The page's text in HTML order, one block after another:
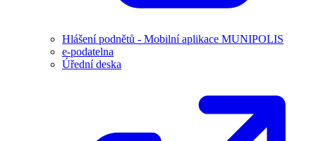
Hlášení podnětů - Mobilní aplikace MUNIPOLIS
e-podatelna
Úřední deska